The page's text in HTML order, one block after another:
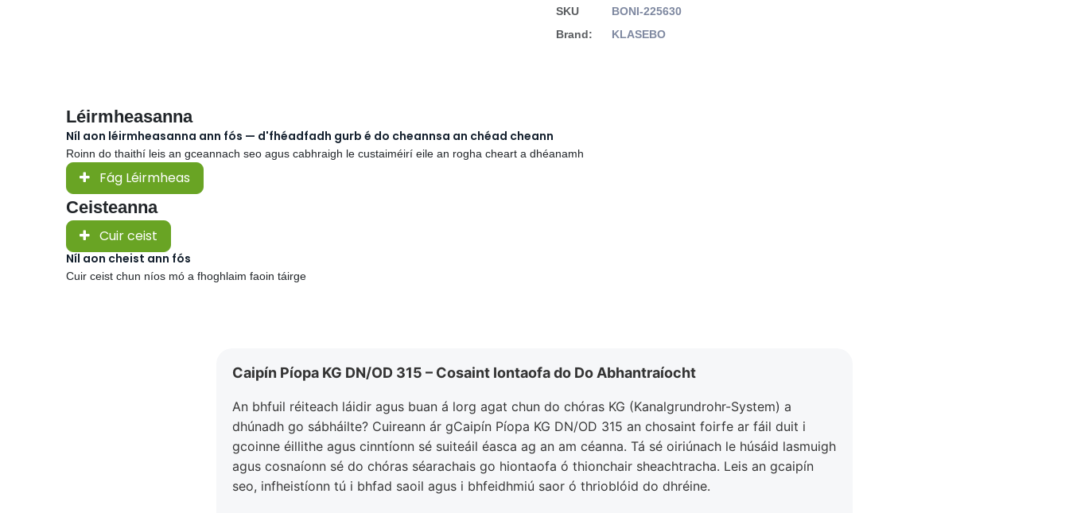
SKU
BONI-225630
Brand:
KLASEBO
Léirmheasanna
Níl aon léirmheasanna ann fós — d'fhéadfadh gurb é do cheannsa an chéad cheann
Roinn do thaithí leis an gceannach seo agus cabhraigh le custaiméirí eile an rogha cheart a dhéanamh
Fág Léirmheas
Ceisteanna
Cuir ceist
Níl aon cheist ann fós
Cuir ceist chun níos mó a fhoghlaim faoin táirge
Caipín Píopa KG DN/OD 315 – Cosaint Iontaofa do Do Abhantraíocht
An bhfuil réiteach láidir agus buan á lorg agat chun do chóras KG (Kanalgrundrohr-System) a
dhúnadh go sábháilte? Cuireann ár gCaipín Píopa KG DN/OD 315 an chosaint foirfe ar fáil duit i
gcoinne éillithe agus cinntíonn sé suiteáil éasca ag an am céanna. Tá sé oiriúnach le húsáid lasmuigh
agus cosnaíonn sé do chóras séarachais go hiontaofa ó thionchair sheachtracha. Leis an gcaipín
seo, infheistíonn tú i bhfad saoil agus i bhfeidhmiú saor ó thrioblóid do dhréine.